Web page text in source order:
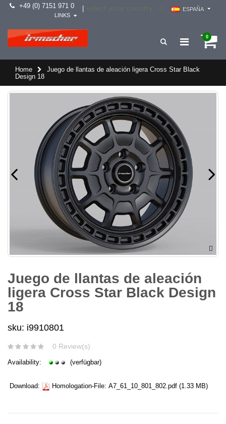
+49 (0) 7151 971 0
ESPAÑA
LINKS
0
Home
Juego de llantas de aleación ligera Cross Star Black
Design 18
Juego de llantas de aleación
ligera Cross Star Black Design
18
sku: i9910801
0 Review(s)
Availability: (verfügbar)
Download: Homologation-File: A7_61_10_801_802.pdf (1.33 MB)